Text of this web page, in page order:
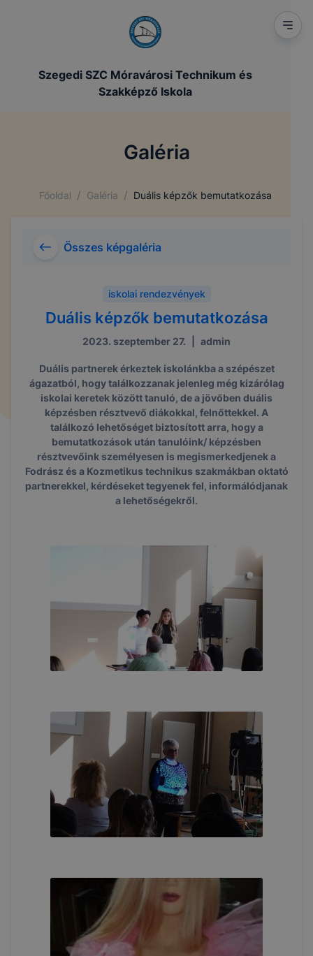
Szegedi SZC Móravárosi Technikum és
Szakképző Iskola
Galéria
Főoldal / Galéria / Duális képzők bemutatkozása
Összes képgaléria
iskolai rendezvények
Duális képzők bemutatkozása
2023. szeptember 27. admin
Duális partnerek érkeztek iskolánkba a szépészet
ágazatból, hogy találkozzanak jelenleg még kizárólag
iskolai keretek között tanuló, de a jövőben duális
képzésben résztvevő diákokkal, felnőttekkel. A
találkozó lehetőséget biztosított arra, hogy a
bemutatkozások után tanulóink/ képzésben
résztvevőink személyesen is megismerkedjenek a
Fodrász és a Kozmetikus technikus szakmákban oktató
partnerekkel, kérdéseket tegyenek fel, informálódjanak
a lehetőségekről.